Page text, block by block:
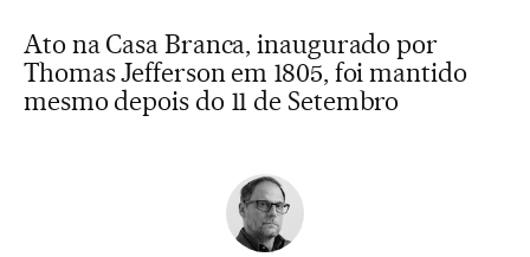
Ato na Casa Branca, inaugurado por
Thomas Jefferson em 1805, foi mantido
mesmo depois do 11 de Setembro